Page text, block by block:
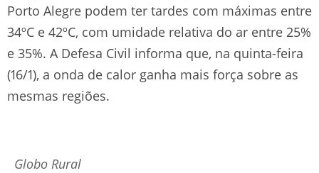
Porto Alegre podem ter tardes com máximas entre
34ºC e 42ºC, com umidade relativa do ar entre 25%
e 35%. A Defesa Civil informa que, na quinta-feira
(16/1), a onda de calor ganha mais força sobre as
mesmas regiões.
Globo Rural